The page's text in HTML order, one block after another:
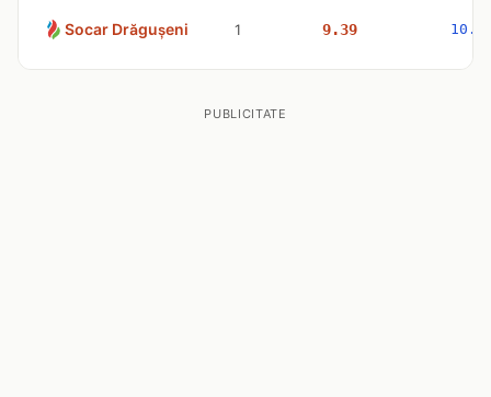
Socar Drăguşeni 1 9.39
PUBLICITATE